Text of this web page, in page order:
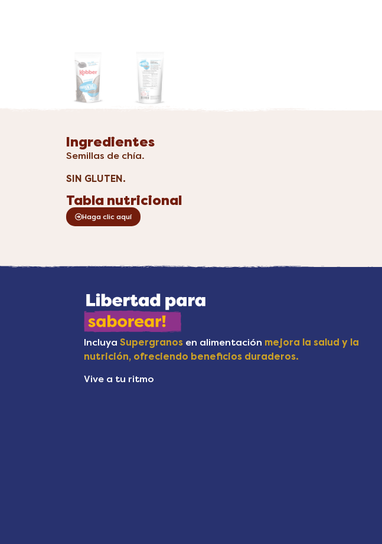
Ingredientes
Semillas de chía.
SIN GLUTEN.
Tabla nutricional
Haga clic aquí
Incluya Supergranos en alimentación mejora la salud y la
nutrición, ofreciendo beneficios duraderos.
Vive a tu ritmo